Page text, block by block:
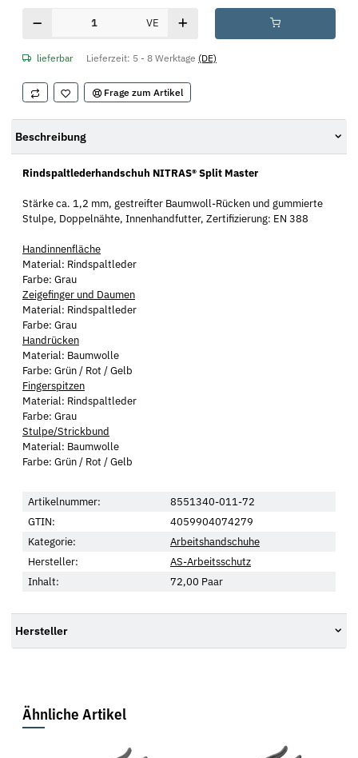
VE
lieferbar Lieferzeit: 5 - 8 Werktage (DE)
Frage zum Artikel
Beschreibung
Rindspaltlederhandschuh NITRAS® Split Master
Stärke ca. 1,2 mm, gestreifter Baumwoll-Rücken und gummierte
Stulpe, Doppelnähte, Innenhandfutter, Zertifizierung: EN 388
Handinnenfläche
Material: Rindspaltleder
Farbe: Grau
Zeigefinger und Daumen
Material: Rindspaltleder
Farbe: Grau
Handrücken
Material: Baumwolle
Farbe: Grün / Rot / Gelb
Fingerspitzen
Material: Rindspaltleder
Farbe: Grau
Stulpe/Strickbund
Material: Baumwolle
Farbe: Grün / Rot / Gelb
Artikelnummer:
8551340-011-72
GTIN:
4059904074279
Kategorie:
Arbeitshandschuhe
Hersteller:
AS-Arbeitsschutz
Inhalt:
72,00 Paar
Hersteller
Ähnliche Artikel